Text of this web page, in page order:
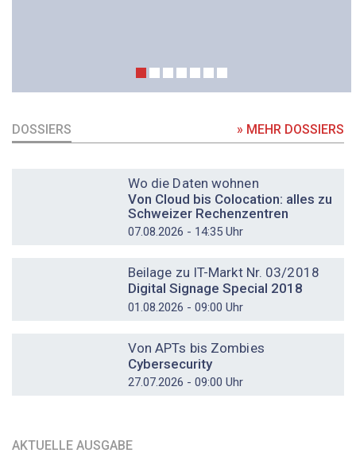
DOSSIERS » MEHR DOSSIERS
Wo die Daten wohnen
Von Cloud bis Colocation: alles zu
Schweizer Rechenzentren
07.08.2026 - 14:35 Uhr
Beilage zu IT-Markt Nr. 03/2018
Digital Signage Special 2018
01.08.2026 - 09:00 Uhr
Von APTs bis Zombies
Cybersecurity
27.07.2026 - 09:00 Uhr
AKTUELLE AUSGABE